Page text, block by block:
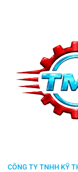
CÔNG TY TNHH KỸ